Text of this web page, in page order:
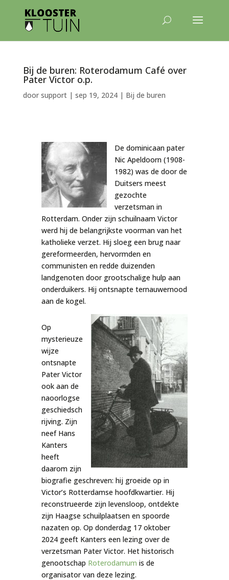
Bij de buren: Roterodamum Café over
Pater Victor o.p.
door support| sep 19, 2024| Bij de buren
De dominicaan pater
Nic Apeldoorn (1908-
1982) was de door de
Duitsers meest
gezochte
verzetsman in
Rotterdam. Onder zijn schuilnaam Victor
werd hij de belangrijkste voorman van het
katholieke verzet. Hij sloeg een brug naar
gereformeerden, hervormden en
communisten en redde duizenden
landgenoten door grootschalige hulp aan
onderduikers. Hij ontsnapte ternauwernood
aan de kogel.
Op
mysterieuze
wijze
ontsnapte
Pater Victor
ook aan de
naoorlogse
geschiedsch
rijving. Zijn
neef Hans
Kanters
heeft
daarom zijn
biografie geschreven: hij groeide op in
Victor’s Rotterdamse hoofdkwartier. Hij
reconstrueerde zijn levensloop, ontdekte
zijn Haagse schuilplaatsen en spoorde
nazaten op. Op donderdag 17 oktober
2024 geeft Kanters een lezing over de
verzetsman Pater Victor. Het historisch
genootschap Roterodamum is de
organisator van deze lezing.